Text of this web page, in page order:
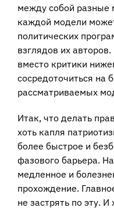
между собой разные
каждой модели
политических
взглядов их
вместо критики
сосредоточиться на
рассматриваемых
Итак, что делать
хоть капля
более быстрое и
фазового барьера.
медленное и
прохождение.
не застрять по эту.